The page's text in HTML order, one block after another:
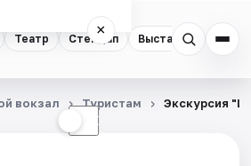
Театр Стендап Выставки
×
☾
вокзал Туристам Экскурсия